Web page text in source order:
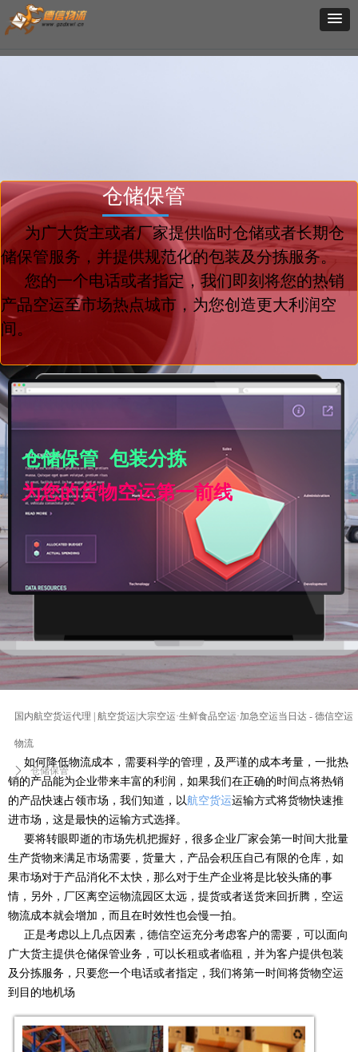
如何降低物流成本，需要科学的管理，及严谨的成本考量，一批热
销的产品能为企业带来丰富的利润，如果我们在正确的时间点将热销
的产品快速占领市场，我们知道，以航空货运运输方式将货物快速推
进市场，这是最快的运输方式选择。
要将转眼即逝的市场先机把握好，很多企业厂家会第一时间大批量
生产货物来满足市场需要，货量大，产品会积压自己有限的仓库，如
果市场对于产品消化不太快，那么对于生产企业将是比较头痛的事
情，另外，厂区离空运物流园区太远，提货或者送货来回折腾，空运
物流成本就会增加，而且在时效性也会慢一拍。
正是考虑以上几点因素，德信空运充分考虑客户的需要，可以面向
广大货主提供仓储保管业务，可以长租或者临租，并为客户提供包装
及分拣服务，只要您一个电话或者指定，我们将第一时间将货物空运
到目的地机场
国内航空货运代理 | 航空货运|大宗空运·生鲜食品空运·加急空运当日达 - 德信空运
物流
ꄲ 仓储保管
仓储保管
为广大货主或者厂家提供临时仓储或者长期仓
储保管服务，并提供规范化的包装及分拣服务。
您的一个电话或者指定，我们即刻将您的热销
产品空运至市场热点城市，为您创造更大利润空
间。
仓储保管 包装分拣
为您的货物空运第一前线